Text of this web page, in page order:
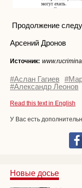
Продолжение
Арсений Дронов
Источник:
#Аслан Гагиев
#Александр Леонов
Read this text in English
У Вас есть
Новые досье